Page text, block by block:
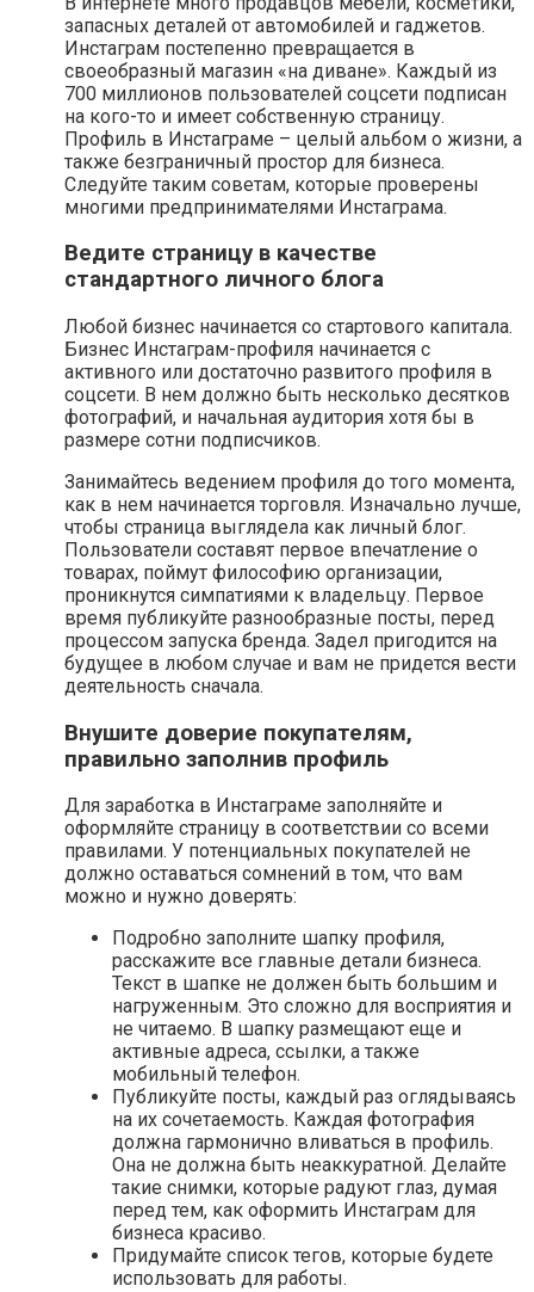
запасных деталей от автомобилей и гаджетов.
Инстаграм постепенно превращается в
своеобразный магазин «на диване». Каждый из
700 миллионов пользователей соцсети подписан
на кого-то и имеет собственную страницу.
Профиль в Инстаграме – целый альбом о жизни, а
также безграничный простор для бизнеса.
Следуйте таким советам, которые проверены
многими предпринимателями Инстаграма.
Ведите страницу в качестве
стандартного личного блога
Любой бизнес начинается со стартового капитала.
Бизнес Инстаграм-профиля начинается с
активного или достаточно развитого профиля в
соцсети. В нем должно быть несколько десятков
фотографий, и начальная аудитория хотя бы в
размере сотни подписчиков.
Занимайтесь ведением профиля до того момента,
как в нем начинается торговля. Изначально лучше,
чтобы страница выглядела как личный блог.
Пользователи составят первое впечатление о
товарах, поймут философию организации,
проникнутся симпатиями к владельцу. Первое
время публикуйте разнообразные посты, перед
процессом запуска бренда. Задел пригодится на
будущее в любом случае и вам не придется вести
деятельность сначала.
Внушите доверие покупателям,
правильно заполнив профиль
Для заработка в Инстаграме заполняйте и
оформляйте страницу в соответствии со всеми
правилами. У потенциальных покупателей не
должно оставаться сомнений в том, что вам
можно и нужно доверять:
Подробно заполните шапку профиля,
расскажите все главные детали бизнеса.
Текст в шапке не должен быть большим и
нагруженным. Это сложно для восприятия и
не читаемо. В шапку размещают еще и
активные адреса, ссылки, а также
мобильный телефон.
Публикуйте посты, каждый раз оглядываясь
на их сочетаемость. Каждая фотография
должна гармонично вливаться в профиль.
Она не должна быть неаккуратной. Делайте
такие снимки, которые радуют глаз, думая
перед тем, как оформить Инстаграм для
бизнеса красиво.
Придумайте список тегов, которые будете
использовать для работы.